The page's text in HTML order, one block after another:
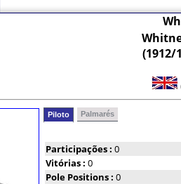
(1912/
Piloto Palmarés
Participações : 0
Vitórias : 0
Pole Positions : 0